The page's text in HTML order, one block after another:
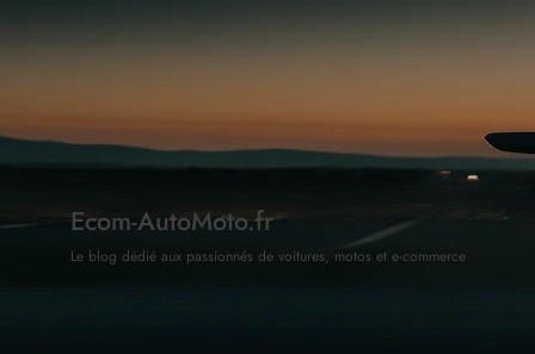
Ecom-AutoMoto.fr
Le blog dédié aux passionnés de voitures, motos et e-commerce